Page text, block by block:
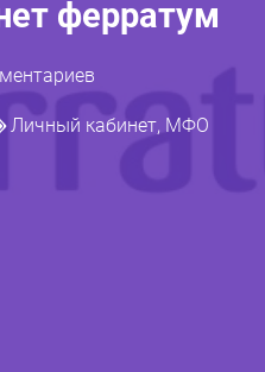
ферратум
Личный кабинет, МФО